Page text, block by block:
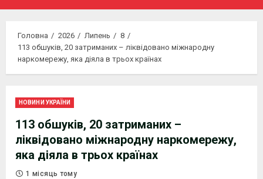
Menu
Головна 2026 Липень
8
113 обшуків, 20 затриманих – ліквідовано міжнародну
наркомережу, яка діяла в трьох країнах
НОВИНИ УКРАЇНИ
113 обшуків, 20 затриманих –
ліквідовано міжнародну наркомережу,
яка діяла в трьох країнах
1 місяць тому